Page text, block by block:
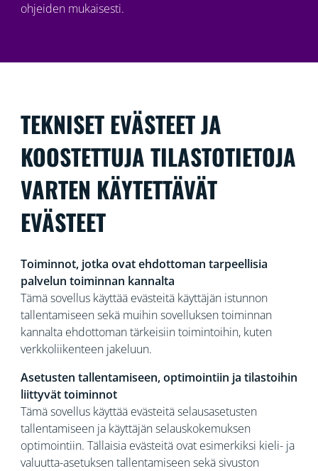
ohjeiden mukaisesti.
TEKNISET EVÄSTEET JA
KOOSTETTUJA TILASTOTIETOJA
VARTEN KÄYTETTÄVÄT
EVÄSTEET
Toiminnot, jotka ovat ehdottoman tarpeellisia
palvelun toiminnan kannalta
Tämä sovellus käyttää evästeitä käyttäjän istunnon
tallentamiseen sekä muihin sovelluksen toiminnan
kannalta ehdottoman tärkeisiin toimintoihin, kuten
verkkoliikenteen jakeluun.
Asetusten tallentamiseen, optimointiin ja tilastoihin
liittyvät toiminnot
Tämä sovellus käyttää evästeitä selausasetusten
tallentamiseen ja käyttäjän selauskokemuksen
optimointiin. Tällaisia evästeitä ovat esimerkiksi kieli- ja
valuutta-asetuksen tallentamiseen sekä sivuston